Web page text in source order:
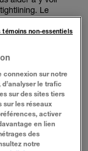
Le
vous, c'est
qui
connexion sur notre
le trafic
sur des sites tiers
sur les réseaux
activer
en lien
des
notre
témoins non-essentiels